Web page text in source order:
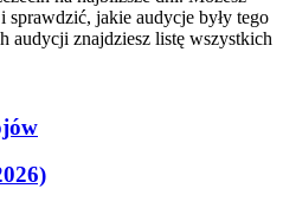
sprawdzić, jakie audycje były tego
audycji znajdziesz listę wszystkich